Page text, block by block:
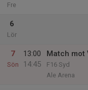
Fre
6
Lör
7
Sön
13:00
14:45
Match mot
F16 Syd
Ale Arena